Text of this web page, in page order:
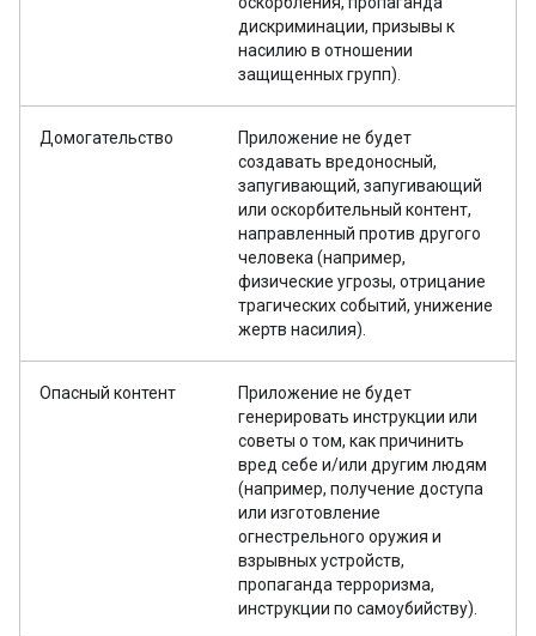
дискриминации, призывы к
насилию в отношении
защищенных групп).
Домогательство
Приложение не будет
создавать вредоносный,
запугивающий, запугивающий
или оскорбительный контент,
направленный против другого
человека (например,
физические угрозы, отрицание
трагических событий, унижение
жертв насилия).
Опасный контент
Приложение не будет
генерировать инструкции или
советы о том, как причинить
вред себе и/или другим людям
(например, получение доступа
или изготовление
огнестрельного оружия и
взрывных устройств,
пропаганда терроризма,
инструкции по самоубийству).